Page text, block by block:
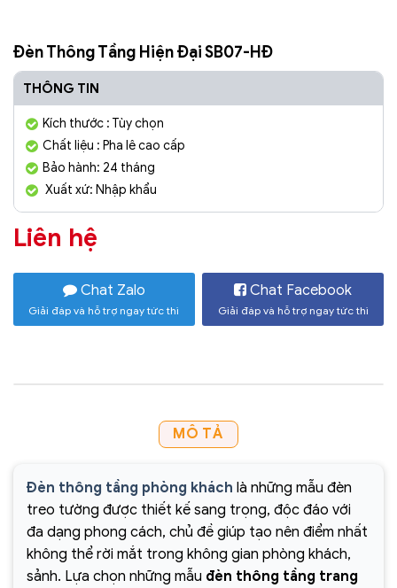
Đèn Thông Tầng Hiện Đại SB07-HĐ
THÔNG TIN
Kích thước : Tùy chọn
Chất liệu : Pha lê cao cấp
Bảo hành: 24 tháng
Xuất xứ: Nhập khẩu
Liên hệ
Chat Zalo
Giải đáp và hỗ trợ ngay tức thì
Chat Facebook
Giải đáp và hỗ trợ ngay tức thì
MÔ TẢ
Đèn thông tầng phòng khách là những mẫu đèn
treo tường được thiết kế sang trọng, độc đáo với
đa dạng phong cách, chủ đề giúp tạo nên điểm nhất
không thể rời mắt trong không gian phòng khách,
sảnh. Lựa chọn những mẫu đèn thông tầng trang